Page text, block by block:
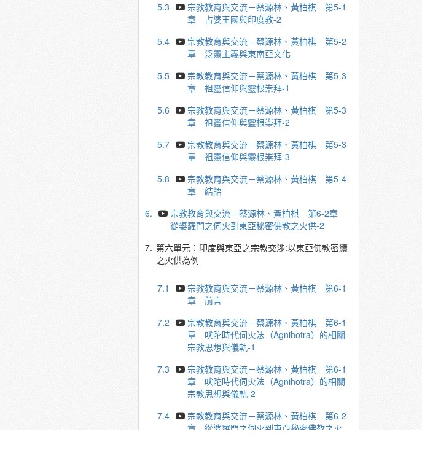
5.3
宗教教育與交流－蔡源林、黃柏棋 第5-1
章 占婆王國與印度教-2
5.4
宗教教育與交流－蔡源林、黃柏棋 第5-2
章 泛靈主義與東南亞文化
5.5
宗教教育與交流－蔡源林、黃柏棋 第5-3
章 祖靈信仰與靈根崇拜-1
5.6
宗教教育與交流－蔡源林、黃柏棋 第5-3
章 祖靈信仰與靈根崇拜-2
5.7
宗教教育與交流－蔡源林、黃柏棋 第5-3
章 祖靈信仰與靈根崇拜-3
5.8
宗教教育與交流－蔡源林、黃柏棋 第5-4
章 結語
6.
宗教教育與交流－蔡源林、黃柏棋 第6-2章
從婆羅門之伺火到東亞秘密佛教之火供-2
7. 第六單元：印度與東亞之宗教交涉:以東亞佛教密續
之火供為例
7.1
宗教教育與交流－蔡源林、黃柏棋 第6-1
章 前言
7.2
宗教教育與交流－蔡源林、黃柏棋 第6-1
章 吠陀時代伺火法（Agnihotra）的相關
宗教思想與儀軌-1
7.3
宗教教育與交流－蔡源林、黃柏棋 第6-1
章 吠陀時代伺火法（Agnihotra）的相關
宗教思想與儀軌-2
7.4
宗教教育與交流－蔡源林、黃柏棋 第6-2
章 從婆羅門之伺火到東亞秘密佛教之火